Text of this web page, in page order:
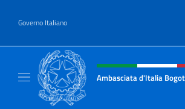
Governo Italiano
Intestazione sito,
Ambasciata d'Italia